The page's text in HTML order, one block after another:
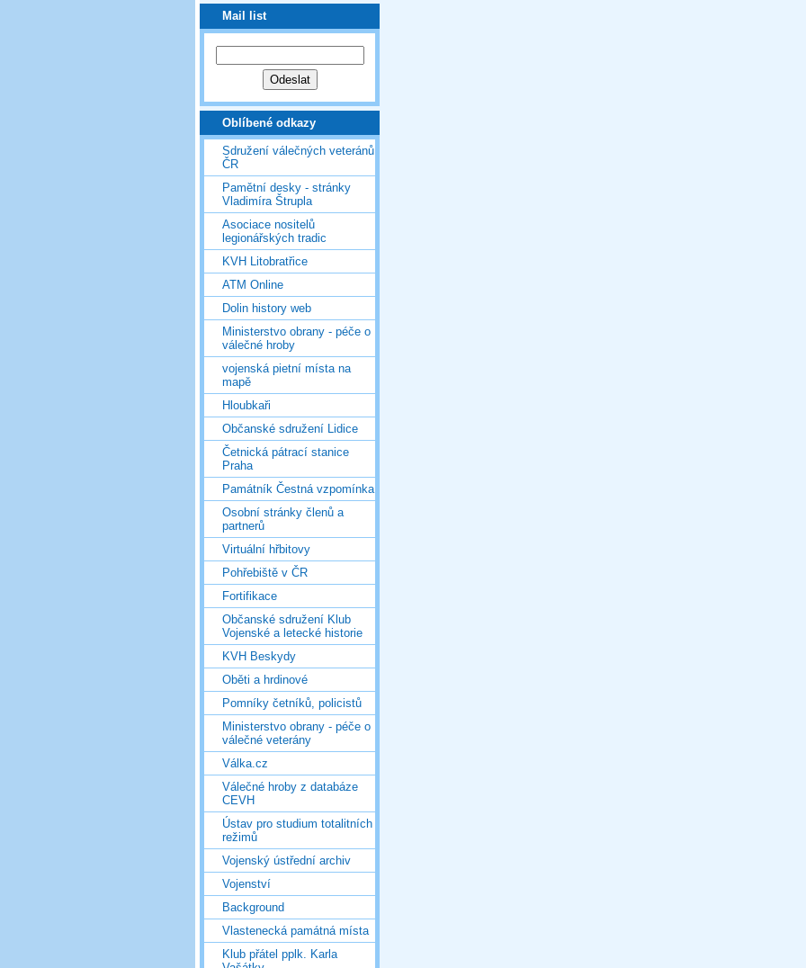
Mail list
Oblíbené odkazy
Sdružení válečných veteránů
ČR
Pamětní desky - stránky
Vladimíra Štrupla
Asociace nositelů
legionářských tradic
KVH Litobratřice
ATM Online
Dolin history web
Ministerstvo obrany - péče o
válečné hroby
vojenská pietní místa na
mapě
Hloubkaři
Občanské sdružení Lidice
Četnická pátrací stanice
Praha
Památník Čestná vzpomínka
Osobní stránky členů a
partnerů
Virtuální hřbitovy
Pohřebiště v ČR
Fortifikace
Občanské sdružení Klub
Vojenské a letecké historie
KVH Beskydy
Oběti a hrdinové
Pomníky četníků, policistů
Ministerstvo obrany - péče o
válečné veterány
Válka.cz
Válečné hroby z databáze
CEVH
Ústav pro studium totalitních
režimů
Vojenský ústřední archiv
Vojenství
Background
Vlastenecká památná místa
Klub přátel pplk. Karla